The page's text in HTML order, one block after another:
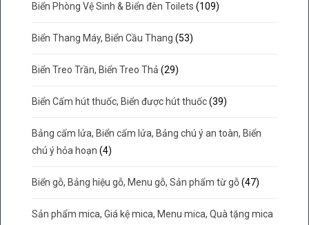
Biển Phòng Vệ Sinh & Biển đèn Toilets (109)
Biển Thang Máy, Biển Cầu Thang (53)
Biển Treo Trần, Biển Treo Thả (29)
Biển Cấm hút thuốc, Biển được hút thuốc (39)
Bảng cấm lửa, Biển cấm lửa, Bảng chú ý an toàn, Biển
chú ý hỏa hoạn (4)
Biển gỗ, Bảng hiệu gỗ, Menu gỗ, Sản phẩm từ gỗ (47)
Sản phẩm mica, Giá kệ mica, Menu mica, Quà tặng mica